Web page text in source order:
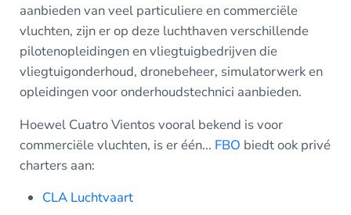
aanbieden van veel particuliere en commerciële
vluchten, zijn er op deze luchthaven verschillende
pilotenopleidingen en vliegtuigbedrijven die
vliegtuigonderhoud, dronebeheer, simulatorwerk en
opleidingen voor onderhoudstechnici aanbieden.
Hoewel Cuatro Vientos vooral bekend is voor
commerciële vluchten, is er één... FBO biedt ook privé
charters aan:
CLA Luchtvaart